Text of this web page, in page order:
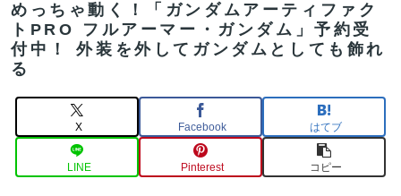
めっちゃ動く！「ガンダムアーティファク
トPRO フルアーマー・ガンダム」予約受
付中！ 外装を外してガンダムとしても飾れ
る
X Facebook はてブ
LINE Pinterest コピー